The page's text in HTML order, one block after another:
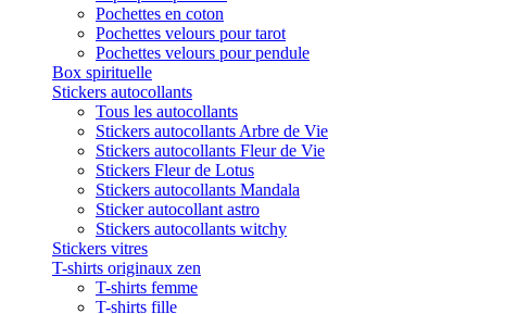
Pochettes en coton
Pochettes velours pour tarot
Pochettes velours pour pendule
Box spirituelle
Stickers autocollants
Tous les autocollants
Stickers autocollants Arbre de Vie
Stickers autocollants Fleur de Vie
Stickers Fleur de Lotus
Stickers autocollants Mandala
Sticker autocollant astro
Stickers autocollants witchy
Stickers vitres
T-shirts originaux zen
T-shirts femme
T-shirts fille